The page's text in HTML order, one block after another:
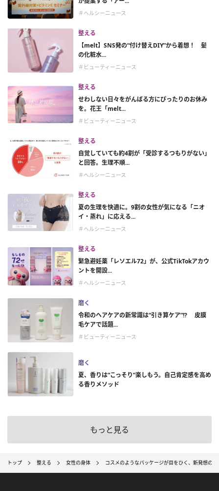
＃ヘルシーニュース
整える
【melt】SNS発の“付け替えDIY”から着想！ 髪
の化粧水...
＃ビューティーニュース
整える
せわしない日々をがんばる方にぴったりのお休み
を。花王「melt...
＃ビューティーニュース
整える
自覚していても約4割が「受診するつもりがない」
と回答。生理不順...
＃ヘルシーニュース
整える
夏の生理を快適に。9割の女性が気になる「ニオ
イ・蒸れ」に応える...
＃ヘルシーニュース
整える
緊急避妊薬「レソエル72」が、公式TikTokアカウ
ントを開設...
＃ヘルシーニュース
磨く
令和のヘアケアの新常識は“引き算ケア”!? 皮膜
毛ケアで話題...
＃ビューティーニュース
磨く
夏、香りは“こっそり”楽しもう。自己肯定感を高め
る香りメソッド
もっと見る
トップ 整える 女性の身体 コスメのようなパッケージが目をひく、新発想の